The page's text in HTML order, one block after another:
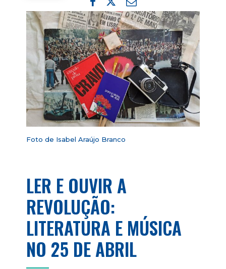
Foto de Isabel Araújo Branco
LER E OUVIR A
REVOLUÇÃO:
LITERATURA E MÚSICA
NO 25 DE ABRIL